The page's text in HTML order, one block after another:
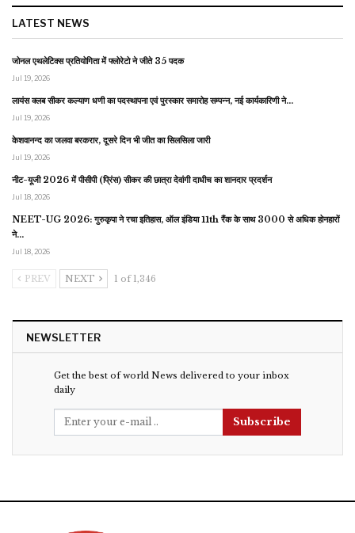
LATEST NEWS
जोनल एथलेटिक्स प्रतियोगिता में फ्लोरेटो ने जीते 35 पदक
Jul 19, 2026
लायंस क्लब सीकर कल्याण धणी का पदस्थापना एवं पुरस्कार समारोह सम्पन्न, नई कार्यकारिणी ने…
Jul 19, 2026
केशवानन्द का जलवा बरकरार, दूसरे दिन भी जीत का सिलसिला जारी
Jul 19, 2026
नीट-यूजी 2026 में पीसीपी (प्रिंस) सीकर की छात्रा देवांगी दाधीच का शानदार प्रदर्शन
Jul 18, 2026
NEET-UG 2026: गुरुकृपा ने रचा इतिहास, ऑल इंडिया 11th रैंक के साथ 3000 से अधिक होनहारों
ने…
Jul 18, 2026
PREV NEXT 1 of 1,346
NEWSLETTER
Get the best of world News delivered to your inbox
daily
Subscribe